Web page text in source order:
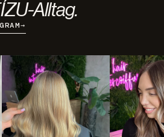
Alltag.
→